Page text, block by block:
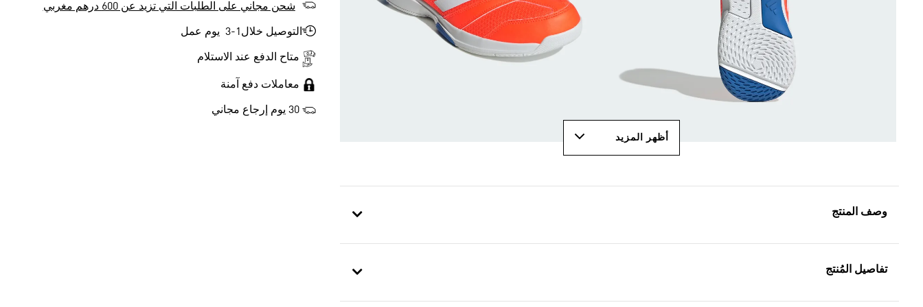
أظهر المزيد
وصف المنتج
تفاصيل المُنتج
شحن مجاني على الطلبات التي تزيد عن 600 درهم مغربي
التوصيل خلال1-3 يوم عمل
متاح الدفع عند الاستلام
معاملات دفع آمنة
30 يوم إرجاع مجاني